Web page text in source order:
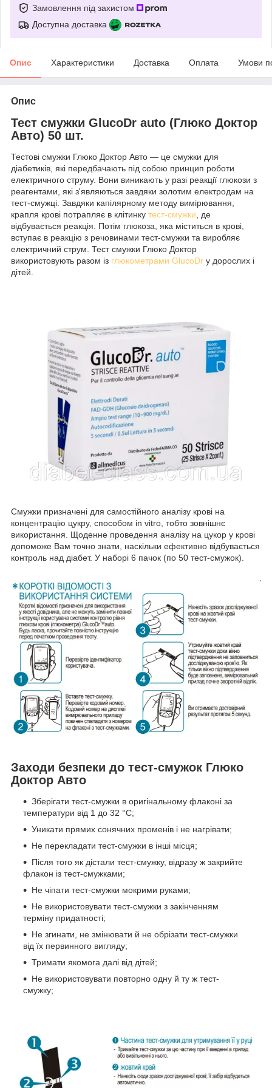
Замовлення під захистом
Доступна доставка
Опис Характеристики Доставка Оплата Умови
Опис
Тест смужки GlucoDr auto (Глюко Доктор
Авто) 50 шт.
Тестові смужки Глюко Доктор Авто — це смужки для
діабетиків, які передбачають під собою принцип роботи
електричного струму. Вони виникають у разі реакції глюкози з
реагентами, які з'являються завдяки золотим електродам на
тест-смужці. Завдяки капілярному методу вимірювання,
крапля крові потрапляє в клітинку тест-смужки, де
відбувається реакція. Потім глюкоза, яка міститься в крові,
вступає в реакцію з речовинами тест-смужки та виробляє
електричний струм. Тест смужки Глюко Доктор
використовують разом із глюкометрами GlucoDr у дорослих і
дітей.
Смужки призначені для самостійного аналізу крові на
концентрацію цукру, способом in vitro, тобто зовнішнє
використання. Щоденне проведення аналізу на цукор у крові
допоможе Вам точно знати, наскільки ефективно відбувається
контроль над діабет. У наборі 6 пачок (по 50 тест-смужок).
Заходи безпеки до тест-смужок Глюко
Доктор Авто
Зберігати тест-смужки в оригінальному флаконі за
температури від 1 до 32 °C;
Уникати прямих сонячних променів і не нагрівати;
Не перекладати тест-смужки в інші місця;
Після того як дістали тест-смужку, відразу ж закрийте
флакон із тест-смужками;
Не чіпати тест-смужки мокрими руками;
Не використовувати тест-смужки з закінченням
терміну придатності;
Не згинати, не змінювати й не обрізати тест-смужки
від їх первинного вигляду;
Тримати якомога далі від дітей;
Не використовувати повторно одну й ту ж тест-
смужку;